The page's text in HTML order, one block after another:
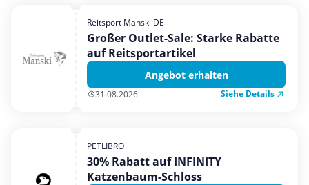
Urlaub & Reise
Reitsport Manski DE
Großer Outlet-Sale: Starke Rabatte
auf Reitsportartikel
Angebot erhalten
31.08.2026 Siehe Details
PETLIBRO
30% Rabatt auf INFINITY
Katzenbaum-Schloss